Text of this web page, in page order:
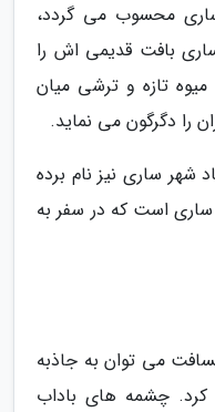
ساری محسوب می گردد،
بافت قدیمی اش را
تازه و ترشی میان
را دگرگون می نماید.
شهر ساری نیز نام برده
است که در سفر به
می توان به جاذبه
چشمه های باداب